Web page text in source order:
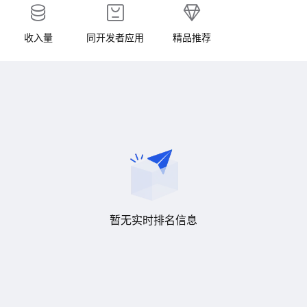
收入量 同开发者应用 精品推荐
暂无实时排名信息